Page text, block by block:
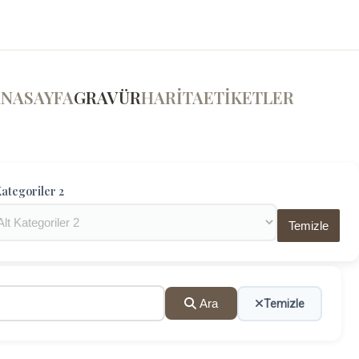
GRAVÜRHARİTAETİKETLER
2
Temizle
Ara Temizle